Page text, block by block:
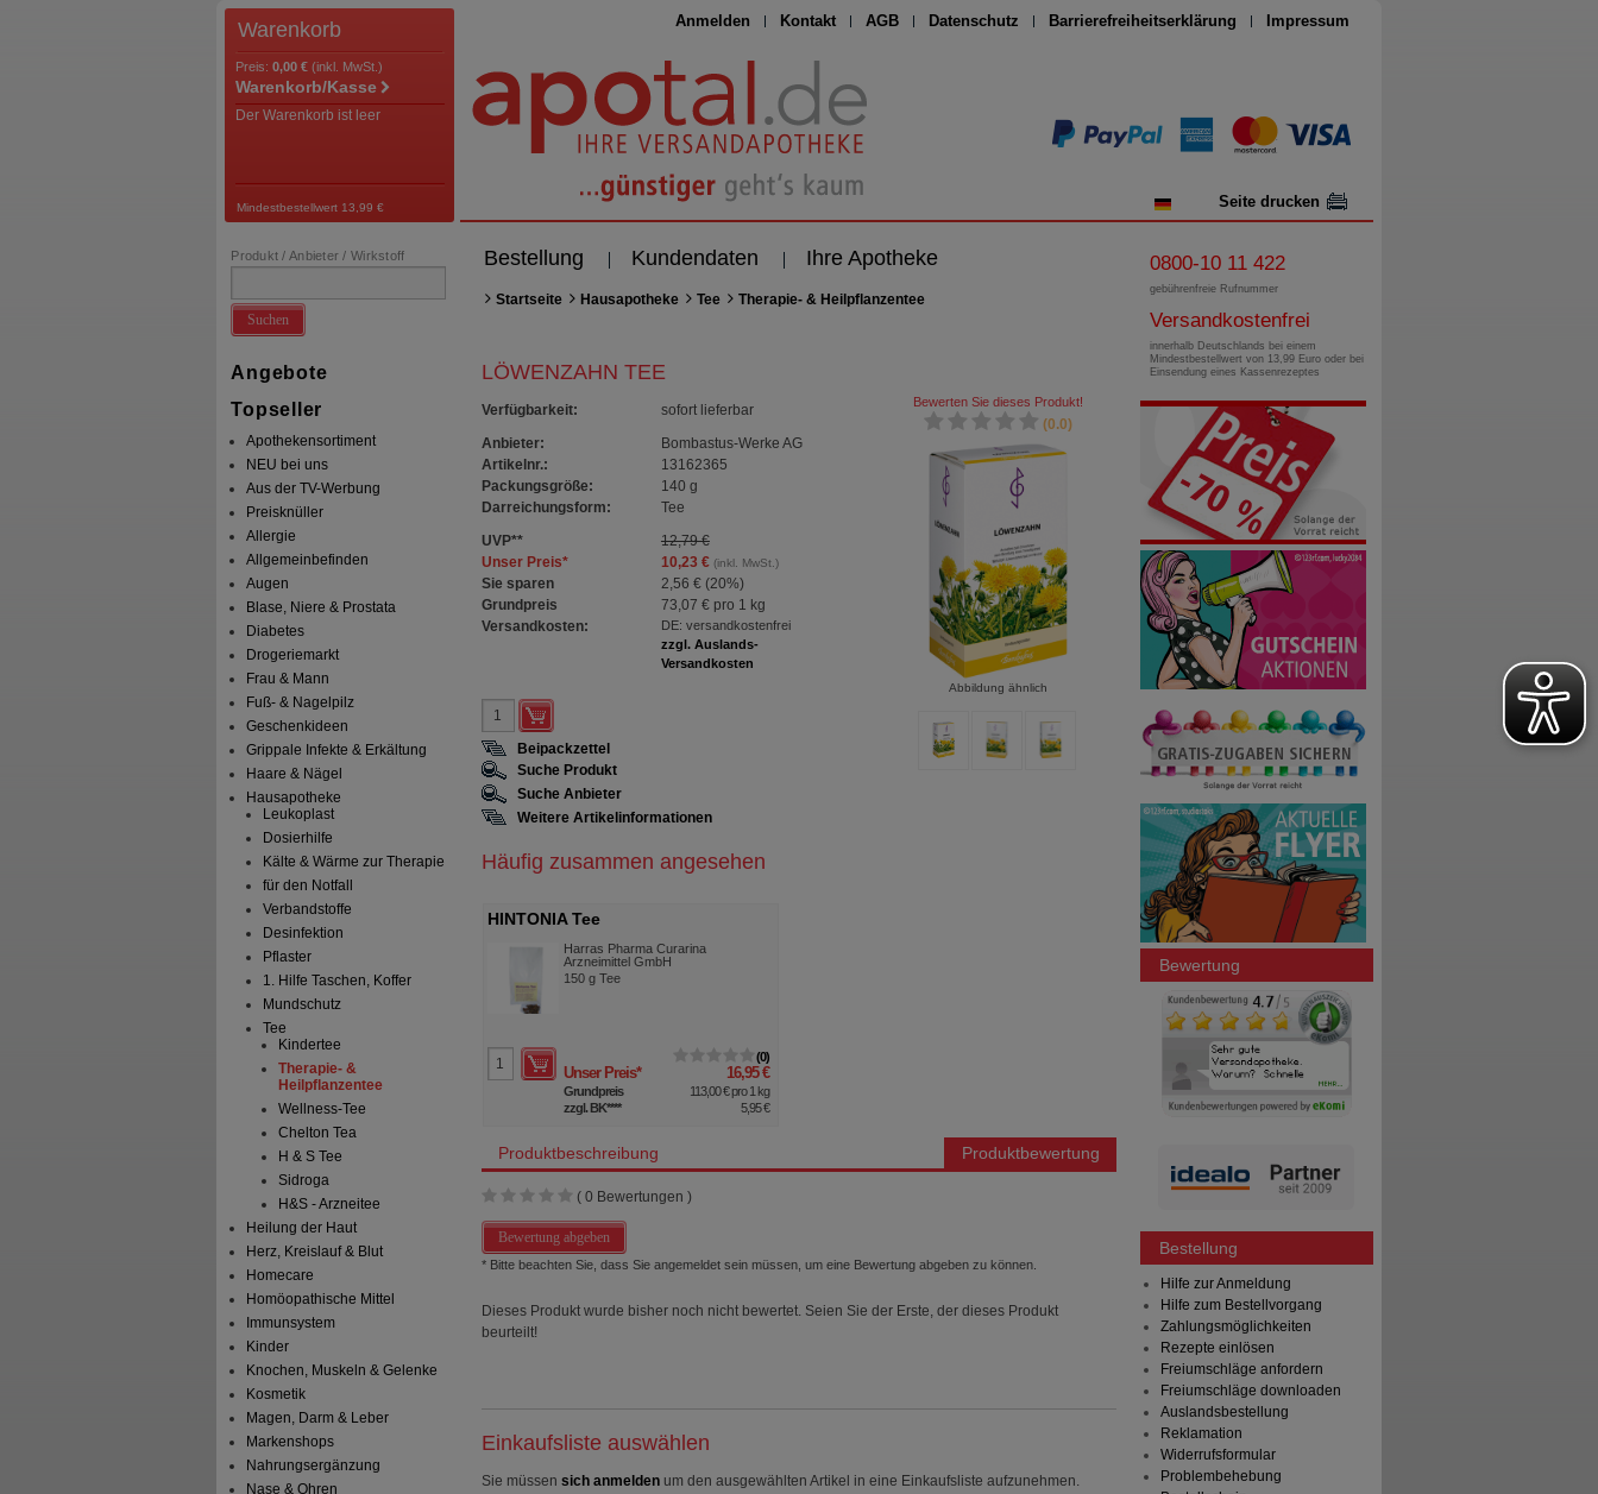
Anmelden Kontakt AGB Datenschutz Barrierefreiheitserklärung Impressum
Seite drucken
Warenkorb
Preis: 0,00 € (inkl. MwSt.)
Warenkorb/Kasse
Der Warenkorb ist leer
Mindestbestellwert 13,99 €
Bestellung Kundendaten Ihre Apotheke
Produkt / Anbieter / Wirkstoff
Suchen
Angebote
Topseller
Apothekensortiment
NEU bei uns
Aus der TV-Werbung
Preisknüller
Allergie
Allgemeinbefinden
Augen
Blase, Niere & Prostata
Diabetes
Drogeriemarkt
Frau & Mann
Fuß- & Nagelpilz
Geschenkideen
Grippale Infekte & Erkältung
Haare & Nägel
Hausapotheke
Leukoplast
Dosierhilfe
Kälte & Wärme zur Therapie
für den Notfall
Verbandstoffe
Desinfektion
Pflaster
1. Hilfe Taschen, Koffer
Mundschutz
Tee
Kindertee
Therapie- &
Heilpflanzentee
Wellness-Tee
Chelton Tea
H & S Tee
Sidroga
H&S - Arzneitee
Heilung der Haut
Herz, Kreislauf & Blut
Homecare
Homöopathische Mittel
Immunsystem
Kinder
Knochen, Muskeln & Gelenke
Kosmetik
Magen, Darm & Leber
Markenshops
Nahrungsergänzung
Nase & Ohren
Startseite Hausapotheke Tee Therapie- & Heilpflanzentee
LÖWENZAHN TEE
Verfügbarkeit:
sofort lieferbar
Anbieter:
Bombastus-Werke AG
Artikelnr.:
13162365
Packungsgröße:
140 g
Darreichungsform:
Tee
UVP**
12,79 €
Unser Preis* 10,23 €(inkl. MwSt.)
Sie sparen 2,56 € (20%)
Grundpreis
73,07 €pro 1 kg
Versandkosten:
DE: versandkostenfrei
zzgl. Auslands-
Versandkosten
Bewerten Sie dieses Produkt!
(0.0)
Abbildung ähnlich
Beipackzettel
Suche Produkt
Suche Anbieter
Weitere Artikelinformationen
Häufig zusammen angesehen
HINTONIA Tee
Harras Pharma Curarina
Arzneimittel GmbH
150g Tee
0
Unser Preis* 16,95 €
Grundpreis 113,00 €pro 1 kg
zzgl. BK**** 5,95 €
Produktbeschreibung Produktbewertung
( 0 Bewertungen )
Bewertung abgeben
* Bitte beachten Sie, dass Sie angemeldet sein müssen, um eine Bewertung abgeben zu können.
Dieses Produkt wurde bisher noch nicht bewertet. Seien Sie der Erste, der dieses Produkt
beurteilt!
Einkaufsliste auswählen
Sie müssen sich anmelden um den ausgewählten Artikel in eine Einkaufsliste aufzunehmen.
0800-10 11 422
gebührenfreie Rufnummer
Versandkostenfrei
innerhalb Deutschlands bei einem
Mindestbestellwert von 13,99 Euro oder bei
Einsendung eines Kassenrezeptes
Bewertung
Bestellung
Hilfe zur Anmeldung
Hilfe zum Bestellvorgang
Zahlungsmöglichkeiten
Rezepte einlösen
Freiumschläge anfordern
Freiumschläge downloaden
Auslandsbestellung
Reklamation
Widerrufsformular
Problembehebung